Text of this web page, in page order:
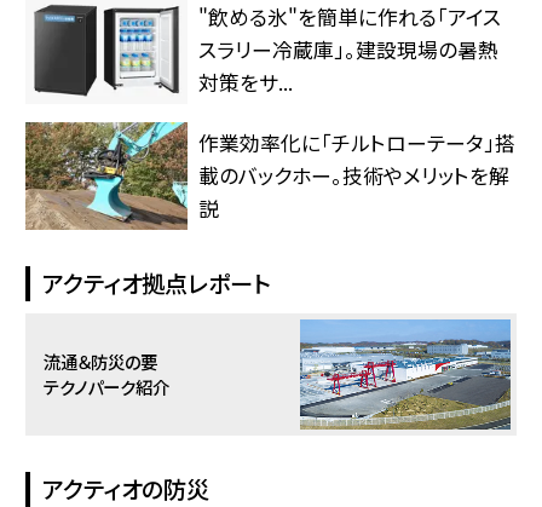
"飲める氷"を簡単に作れる「アイス
スラリー冷蔵庫」。建設現場の暑熱
対策をサ...
作業効率化に「チルトローテータ」搭
載のバックホー。技術やメリットを解
説
アクティオ拠点レポート
流通＆防災の要
テクノパーク紹介
アクティオの防災